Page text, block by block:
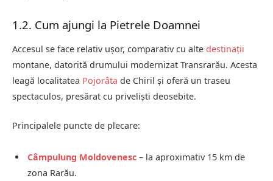
1.2. Cum ajungi la Pietrele Doamnei
Accesul se face relativ ușor, comparativ cu alte destinații
montane, datorită drumului modernizat Transrarău. Acesta
leagă localitatea Pojorâta de Chiril și oferă un traseu
spectaculos, presărat cu priveliști deosebite.
Principalele puncte de plecare:
Câmpulung Moldovenesc – la aproximativ 15 km de
zona Rarău.